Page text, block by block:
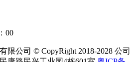
00
限公司 © CopyRight 2018-2028 公司